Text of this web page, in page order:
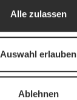
Alle zulassen
Auswahl erlauben
Ablehnen